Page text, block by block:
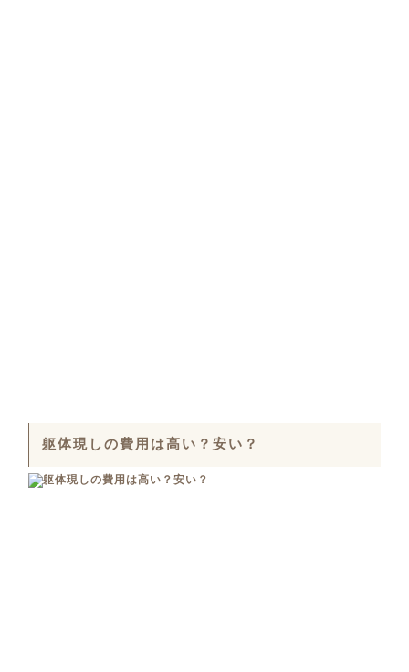
躯体現しの費用は高い？安い？